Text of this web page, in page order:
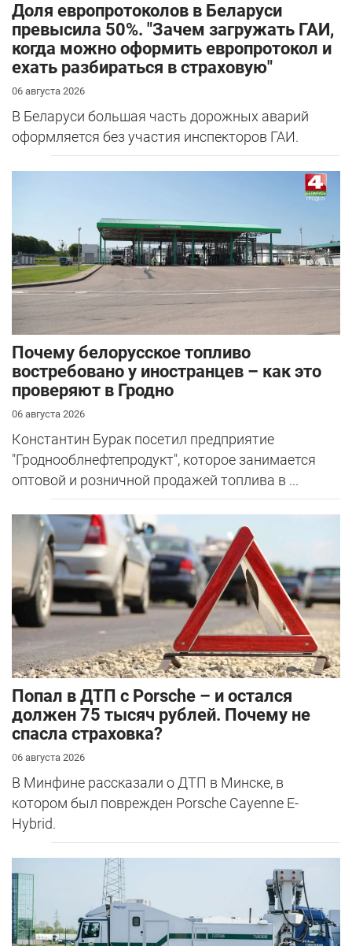
Доля европротоколов в Беларуси
превысила 50%. "Зачем загружать ГАИ,
когда можно оформить европротокол и
ехать разбираться в страховую"
06 августа 2026
В Беларуси большая часть дорожных аварий
оформляется без участия инспекторов ГАИ.
Почему белорусское топливо
востребовано у иностранцев – как это
проверяют в Гродно
06 августа 2026
Константин Бурак посетил предприятие
"Гроднооблнефтепродукт", которое занимается
оптовой и розничной продажей топлива в ...
​Попал в ДТП с Porsche – и остался
должен 75 тысяч рублей. Почему не
спасла страховка?
06 августа 2026
В Минфине рассказали о ДТП в Минске, в
котором был поврежден Porsche Cayenne E-
Hybrid.